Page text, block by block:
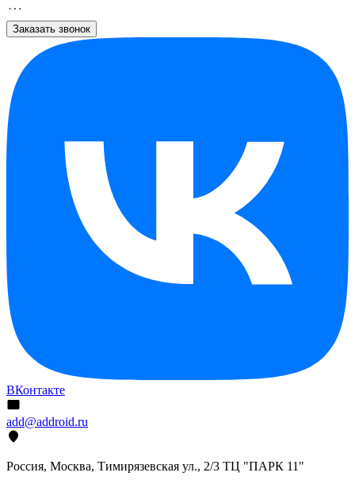
Заказать звонок
ВКонтакте
add@addroid.ru
Россия, Москва, Тимирязевская ул., 2/3 ТЦ "ПАРК 11"